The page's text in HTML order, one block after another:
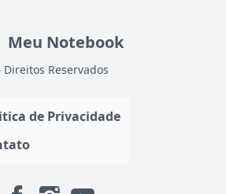
Meu Notebook
Reservados
de Privacidade